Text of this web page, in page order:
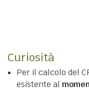
Curiosità
Per il calcolo del
esistente al